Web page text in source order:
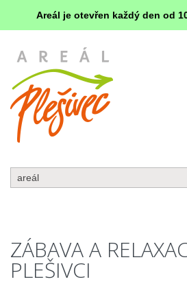
Areál je otevřen každý den od
ZÁBAVA A
PLEŠIVCI